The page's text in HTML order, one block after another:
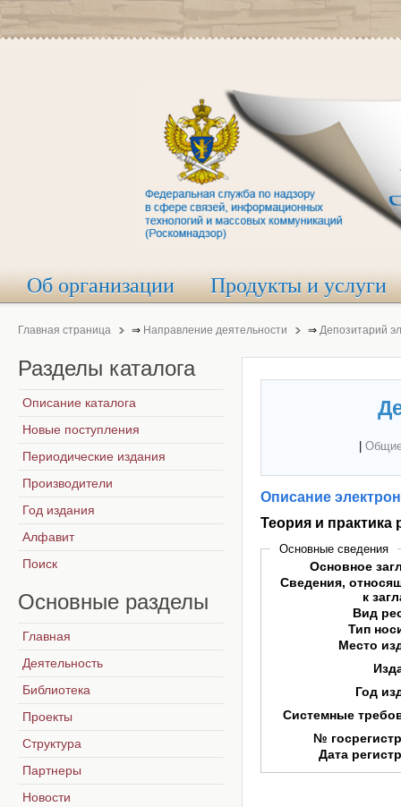
Об организации Продукты и услуги
Главная страница ⇒ Направление деятельности ⇒ Депозитарий
Описание
Теория и практика
Основные сведения
Основное
Сведения,
к
Вид
Тип
Место
Год
Системные
№
Дата
Разделы каталога
Описание каталога
Новые поступления
Периодические издания
Производители
Год издания
Алфавит
Поиск
Основные разделы
Главная
Деятельность
Библиотека
Проекты
Структура
Партнеры
Новости